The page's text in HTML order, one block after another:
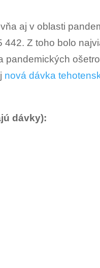
aj v oblasti
442. Z toho bolo
pandemických
nová dávka
dávky):